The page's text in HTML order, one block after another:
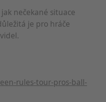
nečekané situace
je pro hráče
rules-tour-pros-ball-